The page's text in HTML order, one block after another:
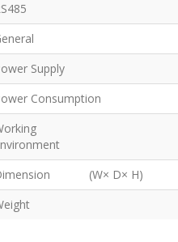
Supply
Consumption
(W× D× H)